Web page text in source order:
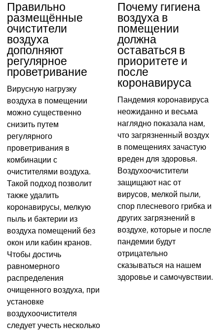
Правильно
размещённые
очистители
воздуха
дополняют
регулярное
проветривание
Вирусную нагрузку
воздуха в помещении
можно существенно
снизить путем
регулярного
проветривания в
комбинации с
очистителями воздуха.
Такой подход позволит
также удалить
коронавирусы, мелкую
пыль и бактерии из
воздуха помещений без
окон или кабин кранов.
Чтобы достичь
равномерного
распределения
очищенного воздуха, при
установке
воздухоочистителя
следует учесть несколько
Почему гигиена
воздуха в
помещении
должна
оставаться в
приоритете и
после
коронавируса
Пандемия коронавируса
неожиданно и весьма
наглядно показала нам,
что загрязненный воздух
в помещениях зачастую
вреден для здоровья.
Воздухоочистители
защищают нас от
вирусов, мелкой пыли,
спор плесневого грибка и
других загрязнений в
воздухе, которые и после
пандемии будут
отрицательно
сказываться на нашем
здоровье и самочувствии.